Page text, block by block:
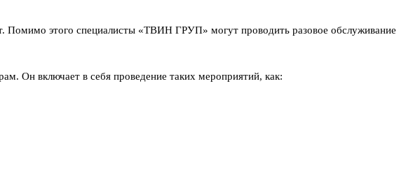
Помимо этого специалисты «ТВИН ГРУП» могут проводить разовое обслуживание
Он включает в себя проведение таких мероприятий, как: